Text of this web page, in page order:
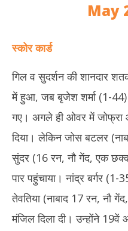
May
स्कोर कार्ड
गिल व सुदर्शन की शानदार
में हुआ, जब बृजेश शर्मा (1-44)
गए। अगले ही ओवर में जोफ्रा
दिया। लेकिन जोस बटलर
सुंदर (16 रन, नौ गेंद, एक
पार पहुंचाया। नांद्र बर्गर (1-
तेवतिया (नाबाद 17 रन, नौ
मंजिल दिला दी। उन्होंने